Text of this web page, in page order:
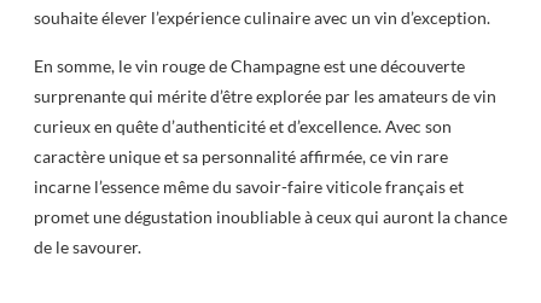
souhaite élever l’expérience culinaire avec un vin d’exception.
En somme, le vin rouge de Champagne est une découverte
surprenante qui mérite d’être explorée par les amateurs de vin
curieux en quête d’authenticité et d’excellence. Avec son
caractère unique et sa personnalité affirmée, ce vin rare
incarne l’essence même du savoir-faire viticole français et
promet une dégustation inoubliable à ceux qui auront la chance
de le savourer.